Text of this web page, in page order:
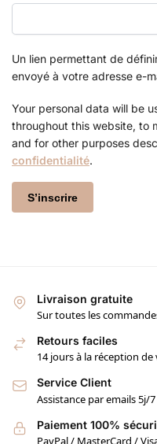
Un lien permettant de
envoyé à votre adresse e-
Your personal data will be
throughout this website, to
and for other purposes
confidentialité.
S’inscrire
Livraison gratuite
Sur toutes les
Retours faciles
14 jours à la réception
Service Client
Assistance par emails 5j/
Paiement 100%
PayPal / MasterCard /